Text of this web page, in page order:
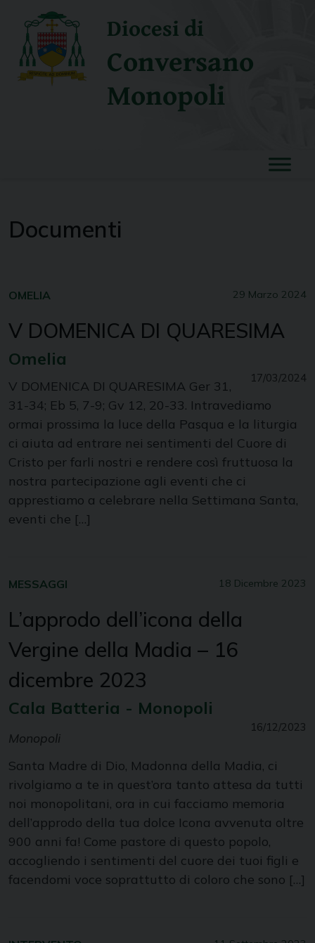
content
Diocesi di
Conversano
Monopoli
Documenti
29 Marzo 2024
OMELIA
V DOMENICA DI QUARESIMA
Omelia
17/03/2024
V DOMENICA DI QUARESIMA Ger 31,
31-34; Eb 5, 7-9; Gv 12, 20-33. Intravediamo
ormai prossima la luce della Pasqua e la liturgia
ci aiuta ad entrare nei sentimenti del Cuore di
Cristo per farli nostri e rendere così fruttuosa la
nostra partecipazione agli eventi che ci
apprestiamo a celebrare nella Settimana Santa,
eventi che […]
18 Dicembre 2023
MESSAGGI
L’approdo dell’icona della
Vergine della Madia – 16
dicembre 2023
Cala Batteria - Monopoli
Monopoli
16/12/2023
Santa Madre di Dio, Madonna della Madia, ci
rivolgiamo a te in quest’ora tanto attesa da tutti
noi monopolitani, ora in cui facciamo memoria
dell’approdo della tua dolce Icona avvenuta oltre
900 anni fa! Come pastore di questo popolo,
accogliendo i sentimenti del cuore dei tuoi figli e
facendomi voce soprattutto di coloro che sono […]